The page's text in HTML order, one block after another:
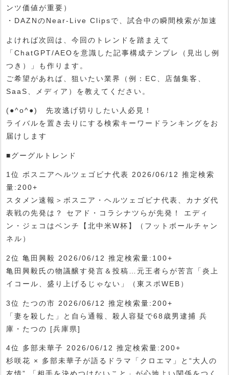
ンツ価値が重要）
・DAZNのNear-Live Clipsで、試合中の瞬間検索が加速
よければ次回は、今回のトレンドを踏まえて
「ChatGPT/AEOを意識した記事構成テンプレ（見出し例
つき）」も作ります。
ご希望があれば、狙いたい業界（例：EC、店舗集客、
SaaS、メディア）を教えてください。
(●^o^●) 先攻逃げ切りしたい人必見！
ライバルを置き去りにする検索キーワードランキングをお
届けします
■グーグルトレンド
1位 ボスニアヘルツェゴビナ代表 2026/06/12 推定検索
量:200+
スタメン速報＞ボスニア・ヘルツェゴビナ代表、カナダ代
表戦の先発は？ セアド・コラシナツらが先発！ エディ
ン・ジェコはベンチ【北中米W杯】（フットボールチャン
ネル）
2位 亀田興毅 2026/06/12 推定検索量:100+
亀田興毅氏の物議醸す発言＆投稿…元王者らが苦言「炎上
イコール、盛り上げるじゃない」（東スポWEB）
3位 たつの市 2026/06/12 推定検索量:200+
「妻を殺した」と自ら通報、殺人容疑で68歳男逮捕 兵
庫・たつの [兵庫県]
4位 多部未華子 2026/06/12 推定検索量:200+
杉咲花 × 多部未華子が語るドラマ「クロエマ」と“大人の